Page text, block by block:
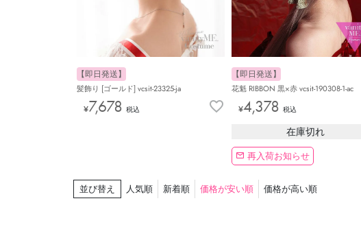
【即日発送】
髪飾り [ゴールド] vcsit-23325-ja
¥7,678 税込
【即日発送】
花魁 RIBBON 黒×赤 vcsit-190308-1-ac
¥4,378 税込
在庫切れ
再入荷お知らせ
並び替え 人気順 新着順 価格が安い順 価格が高い順